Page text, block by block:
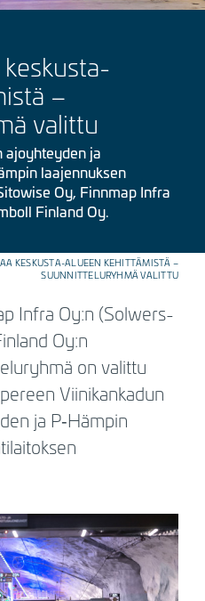
–
valittu
ajoyhteyden ja
laajennuksen
Oy, Finnmap Infra
Finland Oy.
KESKUSTA-ALUEEN KEHITTÄMISTÄ –
SUUNNITTELURYHMÄ VALITTU
Infra Oy:n (Solwers-
Oy:n
on valittu
Viinikankadun
ja P‑Hämpin